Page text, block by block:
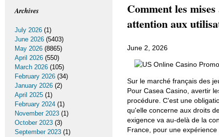
Comment les
attention aux
June 2, 2026
Sur le marché français des
Pour Casea Casino, avertir
procédure. C'est une
qu'elle concerne aux droits
exigence va au-delà de la
France, pour une
Archives
July 2026 (1)
June 2026 (5403)
May 2026 (8865)
April 2026 (550)
March 2026 (105)
February 2026 (34)
January 2026 (2)
April 2025 (1)
February 2024 (1)
November 2023 (1)
October 2023 (3)
September 2023 (1)